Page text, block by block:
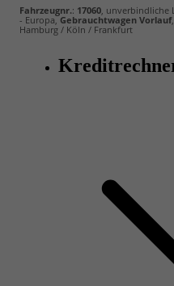
Fahrzeugnr.: 17060, unverbindliche
- Europa,Gebrauchtwagen Vorlauf
Hamburg / Köln / Frankfurt